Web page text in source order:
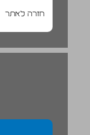
חזרה לאתר